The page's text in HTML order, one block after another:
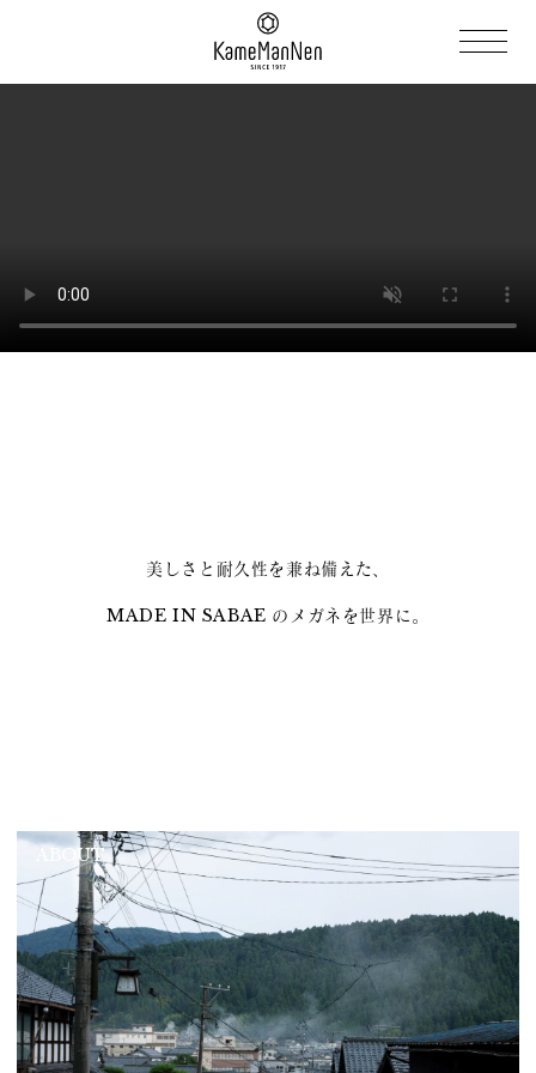
美しさと耐久性を兼ね備えた、
MADE IN SABAE のメガネを世界に。
ABOUT